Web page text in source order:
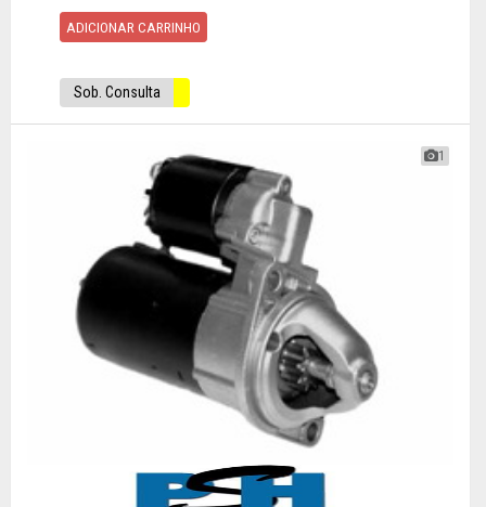
ADICIONAR CARRINHO
Sob. Consulta
1